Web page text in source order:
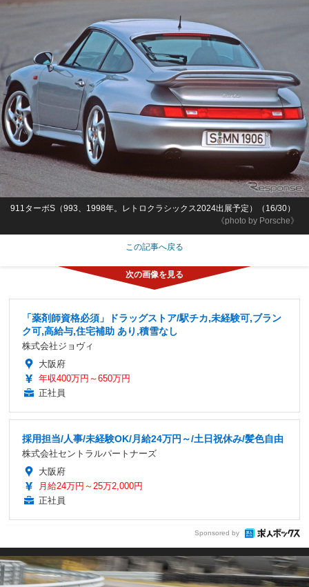
《photo by Porsche》
911ターボS（993、1998年。レトロクラシックス2024出展予定）（16/30）
この記事へ戻る
「薬剤師資格必須」ドラッグストア/駅チカ,未経験可,ブラン
ク可,高給与,住宅補助 あり,積雪なし
株式会社ジョヴィ
大阪府
年収400万円～650万円
正社員
採用担当/人事/未経験OK/月給24万円～/土日祝休み/髪色自由
株式会社セントラルパートナーズ
大阪府
月給24万円～25万2,000円
正社員
Sponsored by